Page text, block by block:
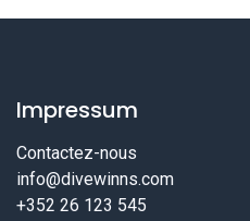
Impressum
Contactez-nous
info@divewinns.com
+352 26 123 545